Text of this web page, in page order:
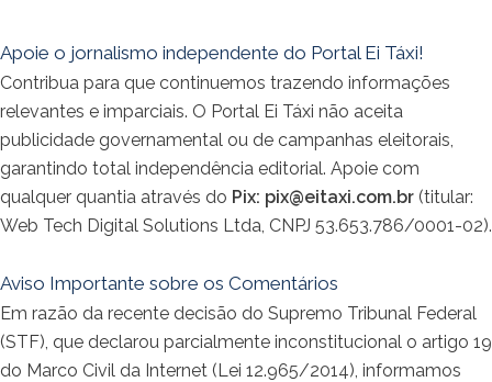
Apoie o jornalismo independente do Portal Ei Táxi!
Contribua para que continuemos trazendo informações
relevantes e imparciais. O Portal Ei Táxi não aceita
publicidade governamental ou de campanhas eleitorais,
garantindo total independência editorial. Apoie com
qualquer quantia através do Pix: pix@eitaxi.com.br (titular:
Web Tech Digital Solutions Ltda, CNPJ 53.653.786/0001-02).
Aviso Importante sobre os Comentários
Em razão da recente decisão do Supremo Tribunal Federal
(STF), que declarou parcialmente inconstitucional o artigo 19
do Marco Civil da Internet (Lei 12.965/2014), informamos